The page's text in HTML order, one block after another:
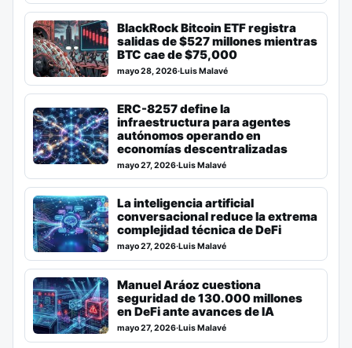
BlackRock Bitcoin ETF registra
salidas de $527 millones mientras
BTC cae de $75,000
mayo 28, 2026·Luis Malavé
ERC-8257 define la
infraestructura para agentes
autónomos operando en
economías descentralizadas
mayo 27, 2026·Luis Malavé
La inteligencia artificial
conversacional reduce la extrema
complejidad técnica de DeFi
mayo 27, 2026·Luis Malavé
Manuel Aráoz cuestiona
seguridad de 130.000 millones
en DeFi ante avances de IA
mayo 27, 2026·Luis Malavé